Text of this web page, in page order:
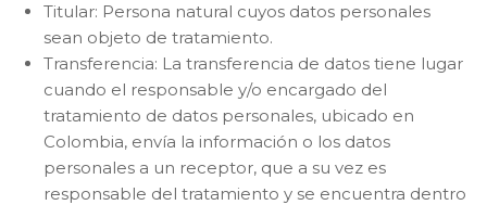
Titular: Persona natural cuyos datos personales
sean objeto de tratamiento.
Transferencia: La transferencia de datos tiene lugar
cuando el responsable y/o encargado del
tratamiento de datos personales, ubicado en
Colombia, envía la información o los datos
personales a un receptor, que a su vez es
responsable del tratamiento y se encuentra dentro